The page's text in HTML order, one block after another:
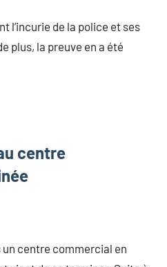
l’incurie de la police et ses
plus, la preuve en a été
centre
centre commercial en